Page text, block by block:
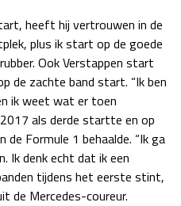
heeft hij vertrouwen in de
plus ik start op de goede
Ook Verstappen start
de zachte band start. “Ik ben
ik weet wat er toen
als derde startte en op
Formule 1 behaalde. “Ik ga
Ik denk echt dat ik een
tijdens het eerste stint,
de Mercedes-coureur.